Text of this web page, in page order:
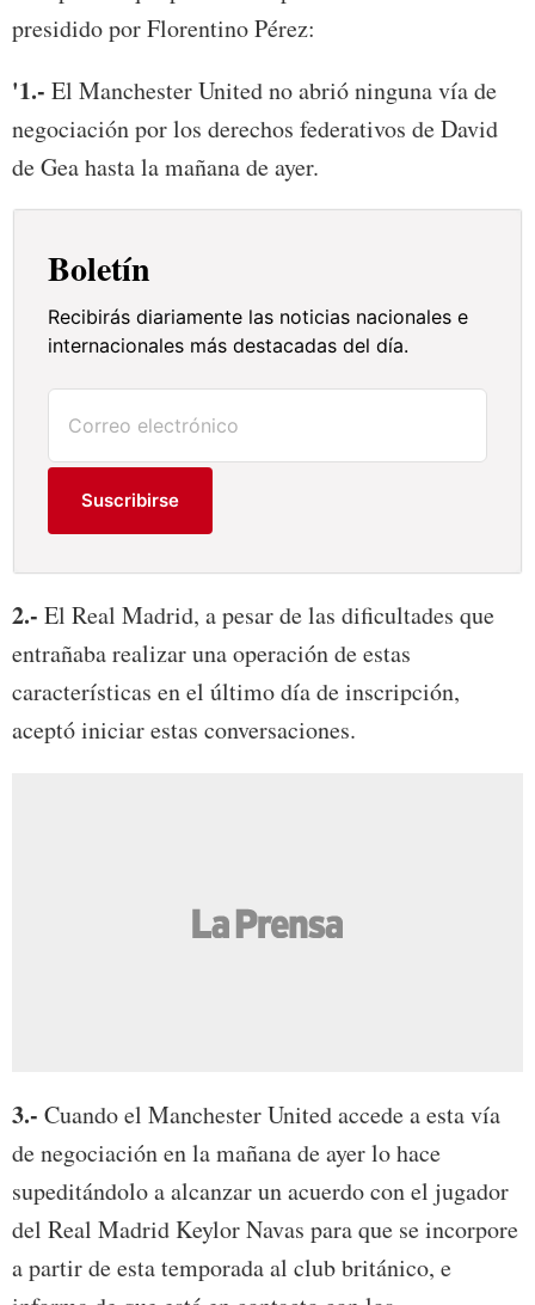
presidido por Florentino Pérez:
'1.- El Manchester United no abrió ninguna vía de
negociación por los derechos federativos de David
de Gea hasta la mañana de ayer.
Boletín
Recibirás diariamente las noticias nacionales e
internacionales más destacadas del día.
Suscribirse
2.- El Real Madrid, a pesar de las dificultades que
entrañaba realizar una operación de estas
características en el último día de inscripción,
aceptó iniciar estas conversaciones.
3.- Cuando el Manchester United accede a esta vía
de negociación en la mañana de ayer lo hace
supeditándolo a alcanzar un acuerdo con el jugador
del Real Madrid Keylor Navas para que se incorpore
a partir de esta temporada al club británico, e